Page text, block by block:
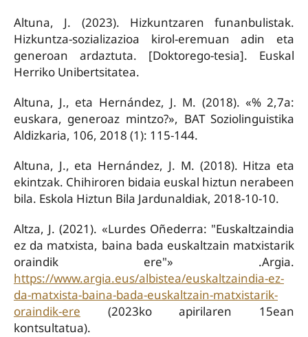
Altuna, J. (2023). Hizkuntzaren funanbulistak.
Hizkuntza-sozializazioa kirol-eremuan adin eta
generoan ardaztuta. [Doktorego-tesia]. Euskal
Herriko Unibertsitatea.
Altuna, J., eta Hernández, J. M. (2018). «% 2,7a:
euskara, generoaz mintzo?», BAT Soziolinguistika
Aldizkaria, 106, 2018 (1): 115-144.
Altuna, J., eta Hernández, J. M. (2018). Hitza eta
ekintzak. Chihiroren bidaia euskal hiztun nerabeen
bila. Eskola Hiztun Bila Jardunaldiak, 2018-10-10.
Altza, J. (2021). «Lurdes Oñederra: "Euskaltzaindia
ez da matxista, baina bada euskaltzain matxistarik
oraindik ere"» .Argia.
https://www.argia.eus/albistea/euskaltzaindia-ez-
da-matxista-baina-bada-euskaltzain-matxistarik-
oraindik-ere (2023ko apirilaren 15ean
kontsultatua).